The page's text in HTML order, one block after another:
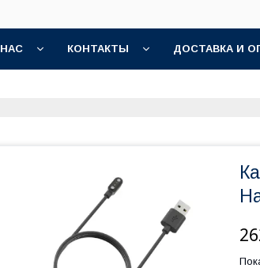
КОНТАКТЫ ДОСТАВКА И